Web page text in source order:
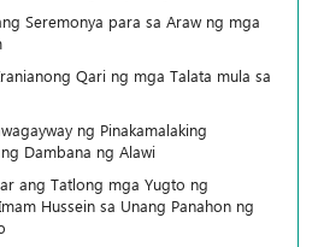
Seremonya para sa Araw ng mga
Qari ng mga Talata mula sa
ng Pinakamalaking
Dambana ng Alawi
ang Tatlong mga Yugto ng
Hussein sa Unang Panahon ng